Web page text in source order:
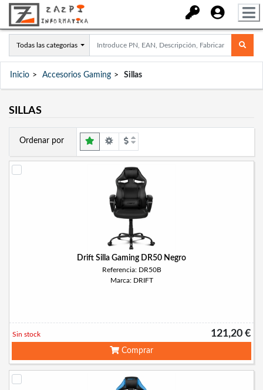
Todas las categorías
Inicio Accesorios Gaming Sillas
SILLAS
Ordenar por
Drift Silla Gaming DR50 Negro
Referencia: DR50B
Marca: DRIFT
121,20 €
Sin stock
Comprar